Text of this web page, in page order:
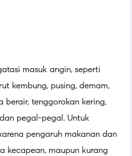
masuk angin, seperti
kembung, pusing, demam,
berair, tenggorokan kering,
pegal-pegal. Untuk
pengaruh makanan dan
kecapean, maupun kurang